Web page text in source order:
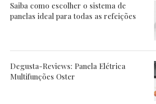
Saiba como escolher o sistema de
panelas ideal para todas as refeições
Degusta-Reviews: Panela Elétrica
Multifunções Oster